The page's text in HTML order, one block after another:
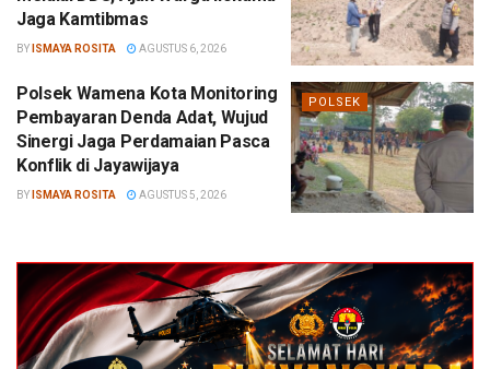
Jaga Kamtibmas
BY ISMAYA ROSITA AGUSTUS 6, 2026
POLSEK
Polsek Wamena Kota Monitoring
Pembayaran Denda Adat, Wujud
Sinergi Jaga Perdamaian Pasca
Konflik di Jayawijaya
BY ISMAYA ROSITA AGUSTUS 5, 2026